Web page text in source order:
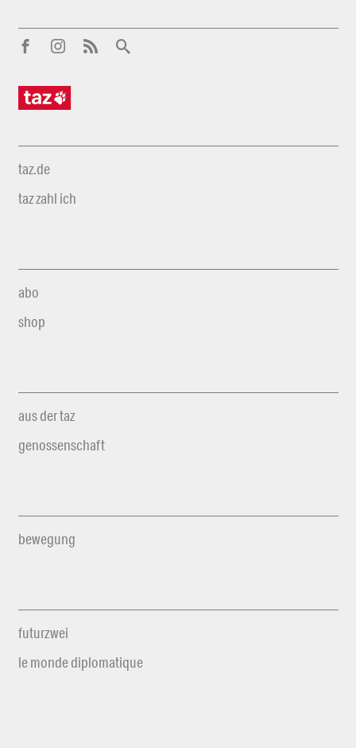
taz.de
taz zahl ich
abo
shop
aus der taz
genossenschaft
bewegung
futurzwei
le monde diplomatique